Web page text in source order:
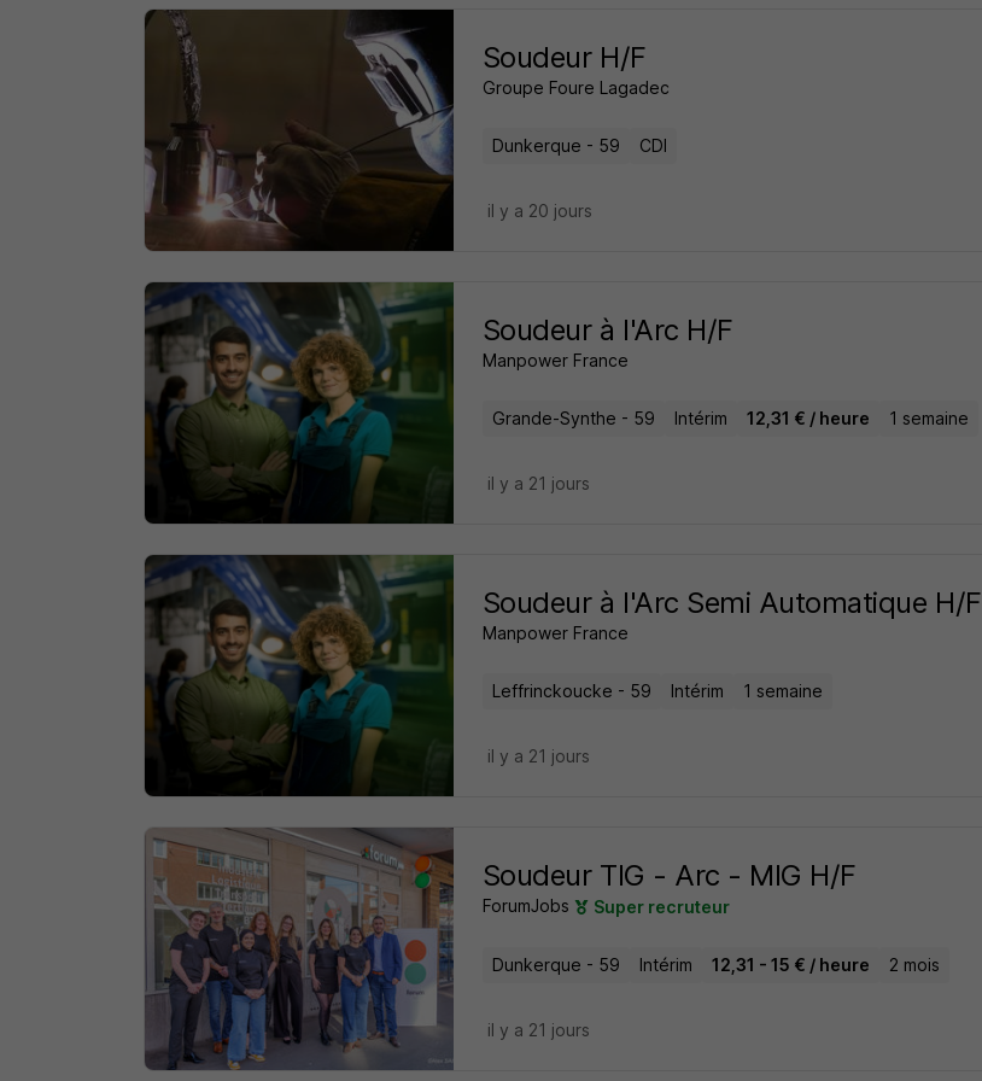
Soudeur H/F
Groupe Foure Lagadec
Dunkerque - 59 CDI
il y a 20 jours
Soudeur à l'Arc H/F
Manpower France
Grande-Synthe - 59 Intérim 12,31 € / heure 1 semaine
il y a 21 jours
Soudeur à l'Arc Semi Automatique H/F
Manpower France
Leffrinckoucke - 59 Intérim 1 semaine
il y a 21 jours
Soudeur TIG - Arc - MIG H/F
ForumJobs Super recruteur
Dunkerque - 59 Intérim 12,31 - 15 € / heure 2 mois
il y a 21 jours